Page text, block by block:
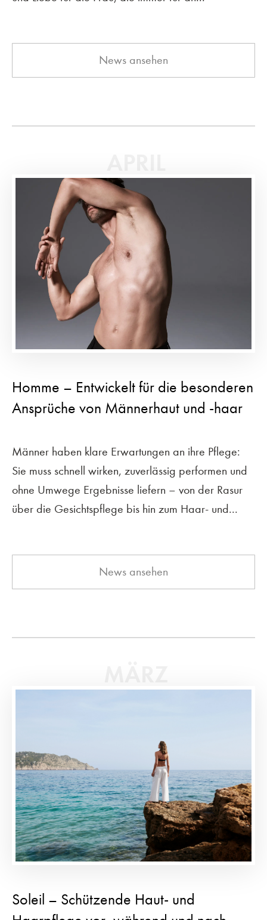
News ansehen
Homme – Entwickelt für die besonderen
Ansprüche von Männerhaut und -haar
Männer haben klare Erwartungen an ihre Pflege:
Sie muss schnell wirken, zuverlässig performen und
ohne Umwege Ergebnisse liefern – von der Rasur
über die Gesichtspflege bis hin zum Haar- und...
News ansehen
Soleil – Schützende Haut- und